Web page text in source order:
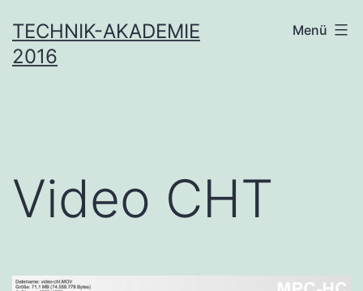
Inhalt
springen
TECHNIK-AKADEMIE
2016
Menü
Video CHT